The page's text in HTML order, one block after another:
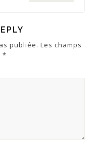
publiée. Les champs
*